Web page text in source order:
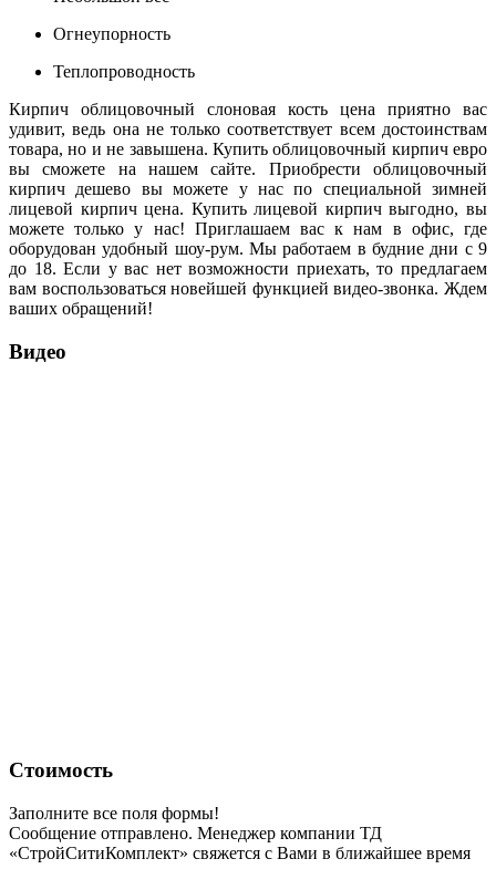
Огнеупорность
Теплопроводность
Кирпич облицовочный слоновая кость цена приятно вас
удивит, ведь она не только соответствует всем достоинствам
товара, но и не завышена. Купить облицовочный кирпич евро
вы сможете на нашем сайте. Приобрести облицовочный
кирпич дешево вы можете у нас по специальной зимней
лицевой кирпич цена. Купить лицевой кирпич выгодно, вы
можете только у нас! Приглашаем вас к нам в офис, где
оборудован удобный шоу-рум. Мы работаем в будние дни с 9
до 18. Если у вас нет возможности приехать, то предлагаем
вам воспользоваться новейшей функцией видео-звонка. Ждем
ваших обращений!
Видео
Стоимость
Заполните все поля формы!
Сообщение отправлено. Менеджер компании ТД
«СтройСитиКомплект» свяжется с Вами в ближайшее время